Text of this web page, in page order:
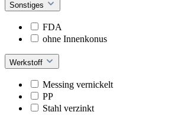
Sonstiges
FDA
ohne Innenkonus
Werkstoff
Messing vernickelt
PP
Stahl verzinkt